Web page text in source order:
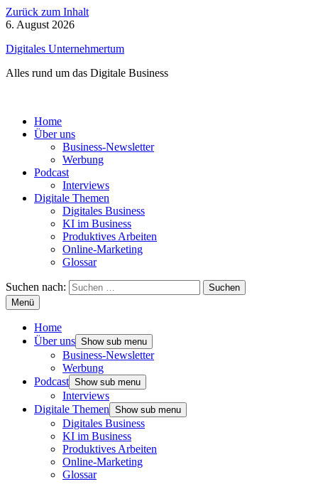
Zurück zum Inhalt
6. August 2026
Digitales Unternehmertum
Alles rund um das Digitale Business
Home
Über uns
Business-Newsletter
Werbung
Podcast
Interviews
Digitale Themen
Digitales Business
KI im Business
Produktives Arbeiten
Online-Marketing
Glossar
Suchen nach:
Menü
Home
Über uns Show sub menu
Business-Newsletter
Werbung
Podcast Show sub menu
Interviews
Digitale Themen Show sub menu
Digitales Business
KI im Business
Produktives Arbeiten
Online-Marketing
Glossar